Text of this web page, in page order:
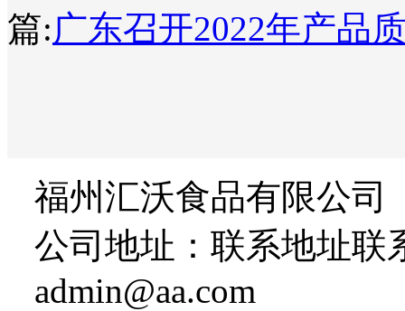
篇:广东召开2022年产品
福州汇沃食品有限公司
公司地址：联系地址联
admin@aa.com